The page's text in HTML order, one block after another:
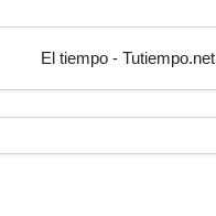
El tiempo - Tutiempo.net